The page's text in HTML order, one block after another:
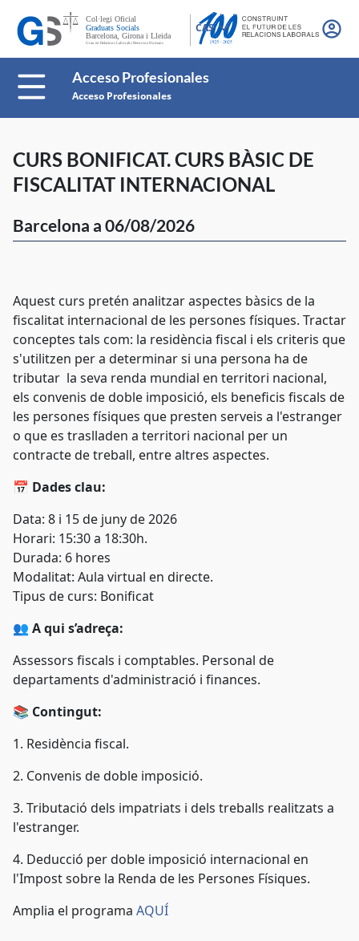
CAS
Acceso Profesionales
Acceso Profesionales
CURS BONIFICAT. CURS BÀSIC DE
FISCALITAT INTERNACIONAL
Barcelona a 06/08/2026
Aquest curs pretén analitzar aspectes bàsics de la
fiscalitat internacional de les persones físiques. Tractar
conceptes tals com: la residència fiscal i els criteris que
s'utilitzen per a determinar si una persona ha de
tributar la seva renda mundial en territori nacional,
els convenis de doble imposició, els beneficis fiscals de
les persones físiques que presten serveis a l'estranger
o que es traslladen a territori nacional per un
contracte de treball, entre altres aspectes.
📅 Dades clau:
Data: 8 i 15 de junyde 2026
Horari: 15:30 a 18:30h.
Durada: 6 hores
Modalitat: Aula virtual en directe.
Tipus de curs: Bonificat
👥 A qui s’adreça:
Assessors fiscals i comptables. Personal de
departaments d'administració i finances.
📚 Contingut:
1. Residència fiscal.
2. Convenis de doble imposició.
3. Tributació dels impatriats i dels treballs realitzats a
l'estranger.
4. Deducció per doble imposició internacional en
l'Impost sobre la Renda de les Persones Físiques.
Amplia el programa AQUÍ